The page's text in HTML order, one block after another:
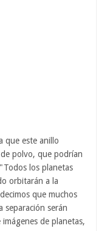
que este anillo
polvo, que podrían
los planetas
orbitarán a la
que muchos
separación serán
de planetas,